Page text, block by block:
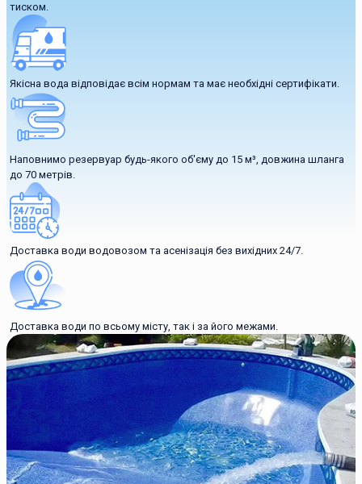
тиском.
Якісна вода відповідає всім нормам та має необхідні сертифікати.
Наповнимо резервуар будь-якого об'єму до 15 м³, довжина шланга
до 70 метрів.
Доставка води водовозом та асенізація без вихідних 24/7.
Доставка води по всьому місту, так і за його межами.